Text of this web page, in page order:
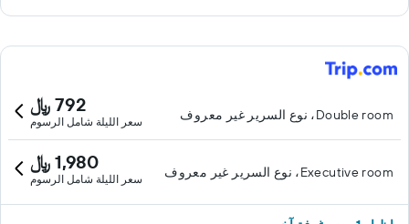
Double room، نوع السرير غير معروف 792 ﷼
سعر الليلة شامل الرسوم
Executive room، نوع السرير غير معروف 1,980 ﷼
سعر الليلة شامل الرسوم